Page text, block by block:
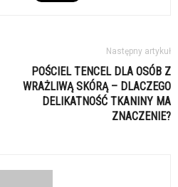
Następny artykuł
POŚCIEL TENCEL DLA OSÓB Z
WRAŻLIWĄ SKÓRĄ – DLACZEGO
DELIKATNOŚĆ TKANINY MA
ZNACZENIE?